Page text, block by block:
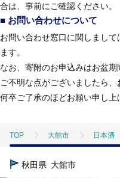
合は、事前にご確認ください。
■ お問い合わせについて
お問い合わせ窓口に関しまし
ます。
なお、寄附のお申込みはお盆期
ご不明な点がございましたら、
何卒ご了承のほどお願い申し上
TOP 大館市 日本酒
TOP
秋田県 大館市